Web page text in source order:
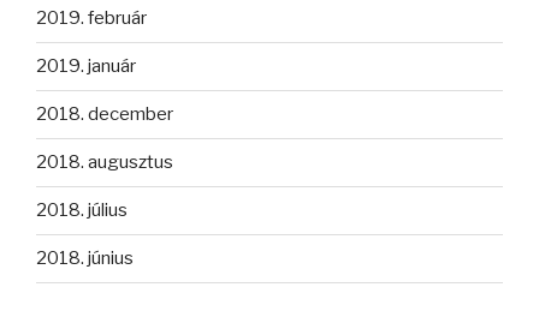
2019. február
2019. január
2018. december
2018. augusztus
2018. július
2018. június